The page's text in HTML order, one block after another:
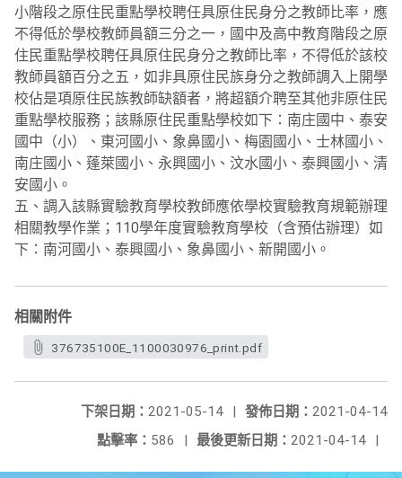
小階段之原住民重點學校聘任具原住民身分之教師比率，應
不得低於學校教師員額三分之一，國中及高中教育階段之原
住民重點學校聘任具原住民身分之教師比率，不得低於該校
教師員額百分之五，如非具原住民族身分之教師調入上開學
校佔是項原住民族教師缺額者，將超額介聘至其他非原住民
重點學校服務；該縣原住民重點學校如下：南庄國中、泰安
國中（小）、東河國小、象鼻國小、梅園國小、士林國小、
南庄國小、蓬萊國小、永興國小、汶水國小、泰興國小、清
安國小。
五、調入該縣實驗教育學校教師應依學校實驗教育規範辦理
相關教學作業；110學年度實驗教育學校（含預估辦理）如
下：南河國小、泰興國小、象鼻國小、新開國小。
相關附件
376735100E_1100030976_print.pdf
發佈日期： 2021-04-14
下架日期： 2021-05-14
|
最後更新日期： 2021-04-14 |
點擊率： 586 |